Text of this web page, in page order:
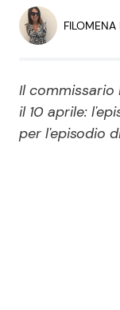
Persone
Il commissario
il 10 aprile:
per l'episodio